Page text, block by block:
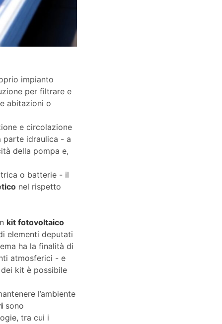
impianto
per filtrare e
abitazioni o
e circolazione
parte idraulica - a
della pompa e,
o batterie - il
nel rispetto
kit fotovoltaico
elementi deputati
ha la finalità di
atmosferici - e
kit è possibile
l’ambiente
sono
tra cui i